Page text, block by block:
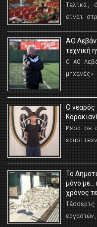
Τελικά,
είναι
ΑΟ
τεχνική
Ο ΑΟ
μηχανές»
O
Μέσα σε
Το
μόνο με…
χρόνος